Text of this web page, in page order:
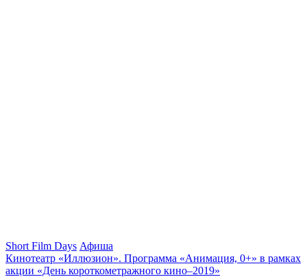
Short Film Days Афиша
Кинотеатр «Иллюзион». Программа «Анимация, 0+» в рамках
акции «День короткометражного кино–2019»